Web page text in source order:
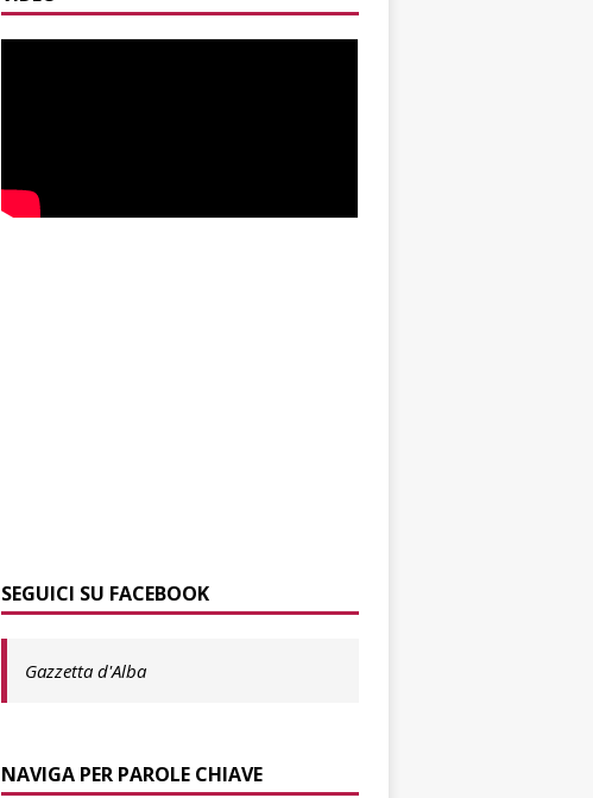
SEGUICI SU FACEBOOK
Gazzetta d'Alba
NAVIGA PER PAROLE CHIAVE